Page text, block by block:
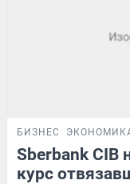
БИЗНЕС
Sberbank CIB
курс